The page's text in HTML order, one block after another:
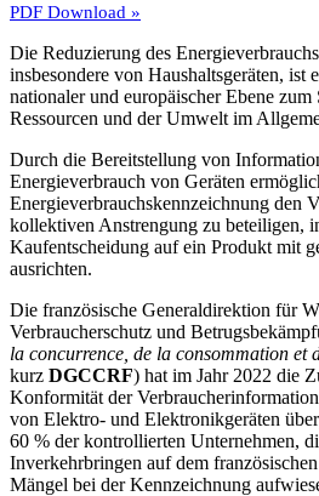
PDF Download »
Die Reduzierung des
insbesondere von Haushaltsgeräten, ist
nationaler und europäischer Ebene
Ressourcen und der Umwelt im
Durch die Bereitstellung von
Energieverbrauch von Geräten
Energieverbrauchskennzeichnung den
kollektiven Anstrengung zu beteiligen,
Kaufentscheidung auf ein Produkt mit
ausrichten.
Die französische Generaldirektion für
Verbraucherschutz und
la concurrence, de la consommation et
kurz DGCCRF) hat im Jahr 2022 die
Konformität der
von Elektro- und Elektronikgeräten
60 % der kontrollierten Unternehmen,
Inverkehrbringen auf dem
Mängel bei der Kennzeichnung